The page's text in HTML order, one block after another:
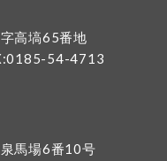
高塙65番地
54-4713
馬場6番10号